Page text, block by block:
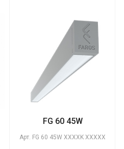
FG 60 45W
Арт. FG 60 45W XXXXK XXXXX